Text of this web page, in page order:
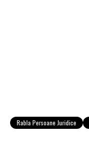
Rabla Persoane Juridice